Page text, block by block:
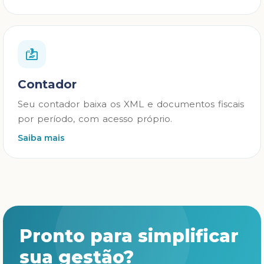
Contador
Seu contador baixa os XML e documentos fiscais
por período, com acesso próprio.
Saiba mais
Pronto para simplificar
sua gestão?